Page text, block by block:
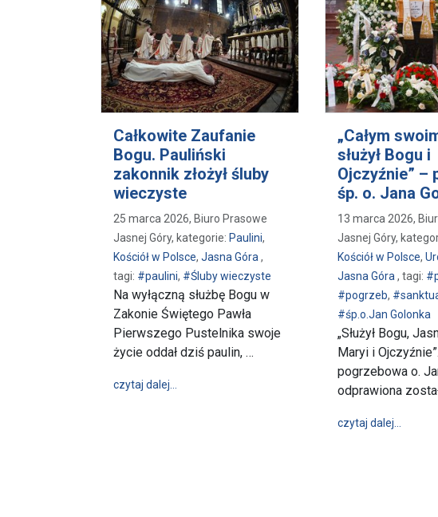
Całkowite Zaufanie
Bogu. Pauliński
zakonnik złożył śluby
wieczyste
25 marca 2026, Biuro Prasowe
Jasnej Góry, kategorie: Paulini,
Kościół w Polsce, Jasna Góra,
tagi: #paulini, #Śluby wieczyste
Na wyłączną służbę Bogu w
Zakonie Świętego Pawła
Pierwszego Pustelnika swoje
życie oddał dziś paulin, …
czytaj dalej… wpis Całkowite Zaufanie Bogu. Pauliński zakonnik
„Całym
służył Bogu i
Ojczyźnie” –
śp. o. Jana
13 marca 2026,
Jasnej Góry,
Kościół w Polsce,
Jasna Góra, tagi:
#pogrzeb,
#śp.o.Jan Golonka
„Służył Bogu,
Maryi i
pogrzebowa o.
odprawiona
czytaj dalej… wpis